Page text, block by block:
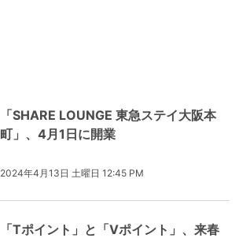
「SHARE LOUNGE 東急ステイ大阪本
町」、4月1日に開業
2024年4月13日 土曜日 12:45 PM
「Tポイント」と「Vポイント」、来春